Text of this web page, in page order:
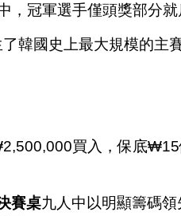
，冠軍選手僅頭獎部分
韓國史上最大規模的主
買入，保底
賽桌九人中以明顯籌碼